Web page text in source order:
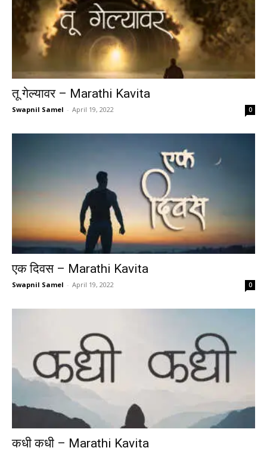
तू गेल्यावर – Marathi Kavita
Swapnil Samel - April 19, 2022 0
एक दिवस – Marathi Kavita
Swapnil Samel - April 19, 2022 0
कधी कधी – Marathi Kavita